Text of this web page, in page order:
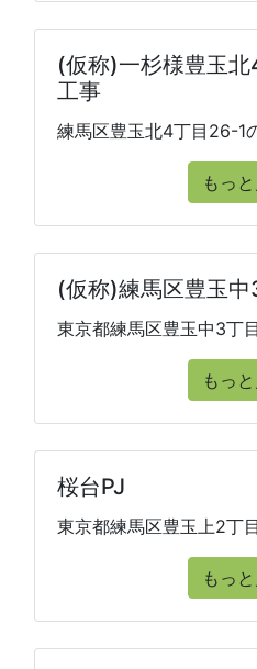
(仮称)一杉様豊玉
工事
練馬区豊玉北4丁目26-1
もっ
(仮称)練馬区豊玉中
東京都練馬区豊玉中3丁
もっ
桜台PJ
東京都練馬区豊玉上2丁
もっ